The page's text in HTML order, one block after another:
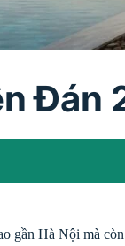
Đán
gần Hà Nội mà